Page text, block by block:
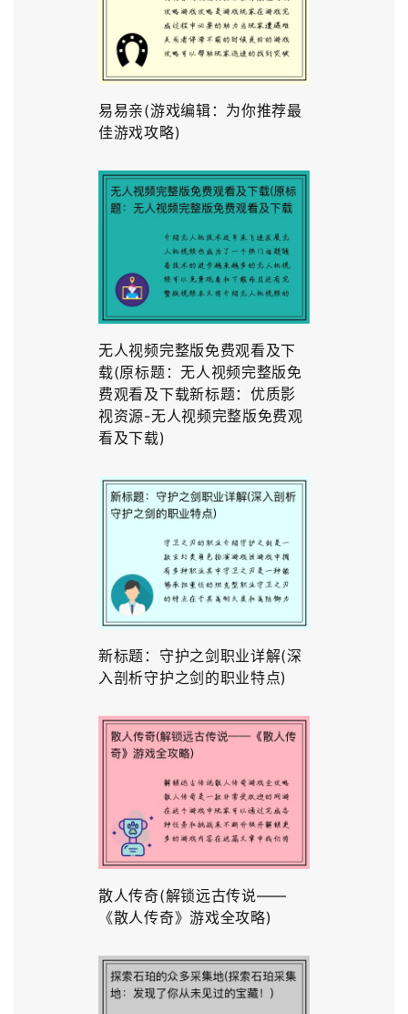
易易亲(游戏编辑：为你推荐最
佳游戏攻略)
无人视频完整版免费观看及下
载(原标题：无人视频完整版免
费观看及下载新标题：优质影
视资源-无人视频完整版免费观
看及下载)
新标题：守护之剑职业详解(深
入剖析守护之剑的职业特点)
散人传奇(解锁远古传说——
《散人传奇》游戏全攻略)